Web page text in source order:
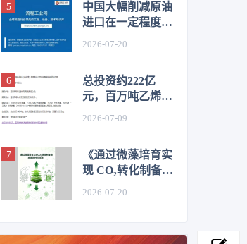
中国大幅削减原油
进口在一定程度上
2026-07-20
总投资约222亿
元，百万吨乙烯及
2026-07-09
《通过微藻培育实
现 CO₂转化制备液
2026-07-20